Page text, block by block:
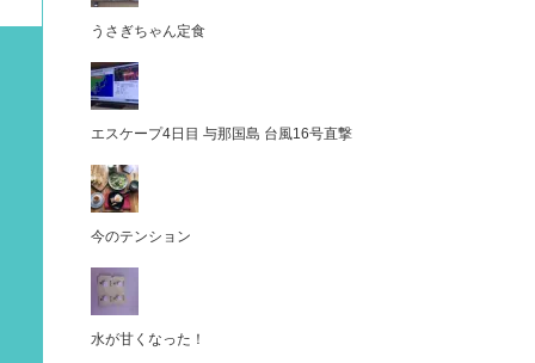
うさぎちゃん定食
エスケープ4日目 与那国島 台風16号直撃
今のテンション
水が甘くなった！